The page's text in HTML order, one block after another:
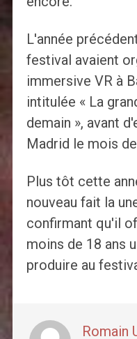
L'année
festival avaient
immersive VR à
intitulée « La
demain », avant
Madrid le mois
Plus tôt cette
nouveau fait la
confirmant qu'il
moins de 18 ans
produire au
Romain